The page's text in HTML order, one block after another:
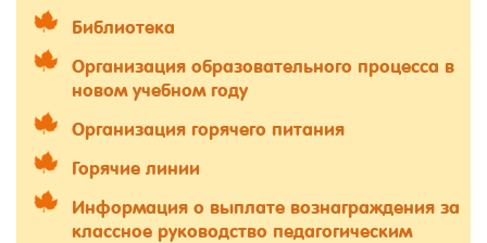
Библиотека
Организация образовательного процесса в
новом учебном году
Организация горячего питания
Горячие линии
Информация о выплате вознаграждения за
классное руководство педагогическим